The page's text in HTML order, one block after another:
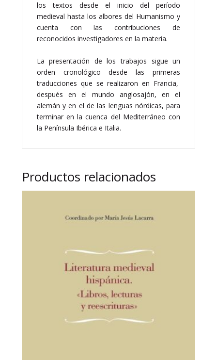
los textos desde el inicio del período
medieval hasta los albores del Humanismo y
cuenta con las contribuciones de
reconocidos investigadores en la materia.
La presentación de los trabajos sigue un
orden cronológico desde las primeras
traducciones que se realizaron en Francia,
después en el mundo anglosajón, en el
alemán y en el de las lenguas nórdicas, para
terminar en la cuenca del Mediterráneo con
la Península Ibérica e Italia.
Productos relacionados